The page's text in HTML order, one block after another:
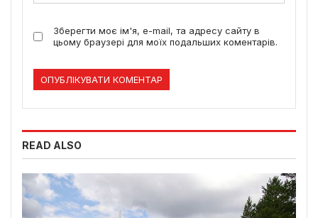
Зберегти моє ім'я, e-mail, та адресу сайту в
цьому браузері для моїх подальших коментарів.
READ ALSO